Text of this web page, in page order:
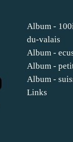
Album -
du-valais
Album -
Album -
Album -
Links